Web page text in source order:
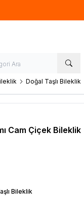
Doğal Taşlı Bileklik
Cam Çiçek Bileklik
Bileklik